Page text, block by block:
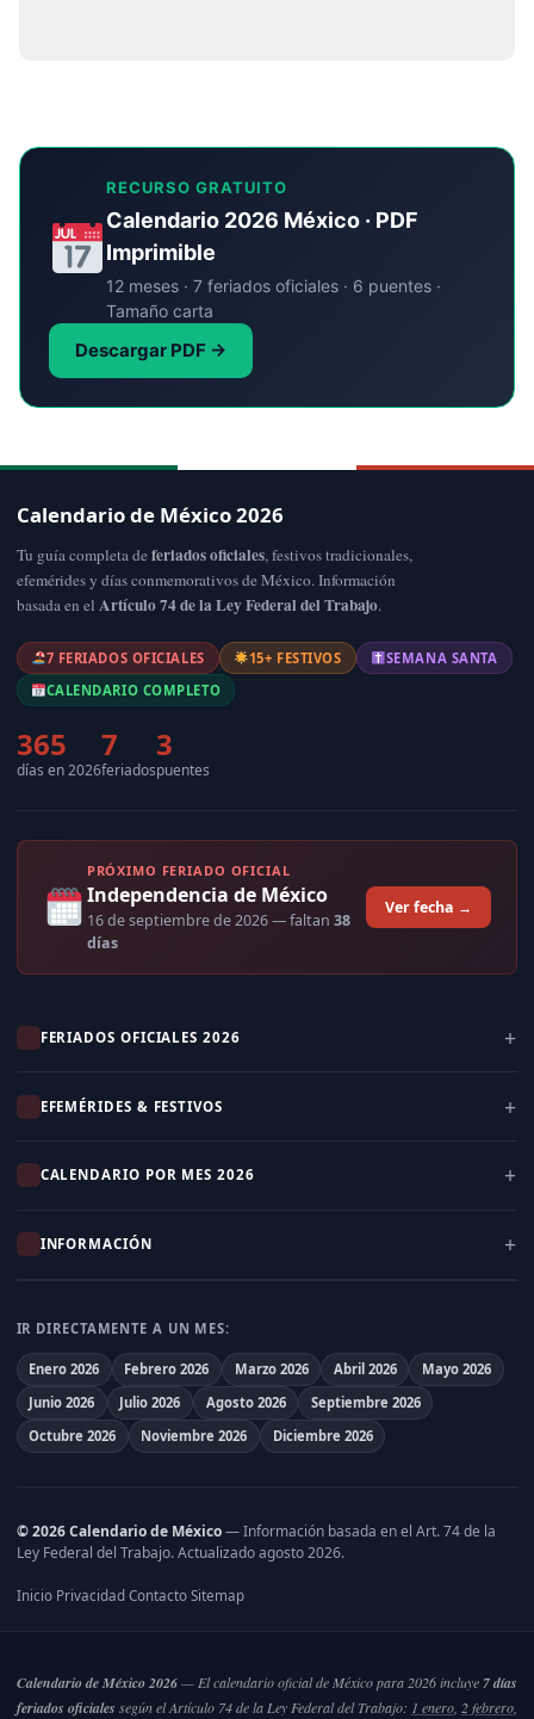
RECURSO GRATUITO
Calendario 2026 México · PDF
Imprimible
12 meses · 7 feriados oficiales · 6 puentes ·
Tamaño carta
Descargar PDF →
Calendario de México 2026
Tu guía completa de feriados oficiales, festivos tradicionales,
efemérides y días conmemorativos de México. Información
basada en el Artículo 74 de la Ley Federal del Trabajo.
7 FERIADOS OFICIALES 15+ FESTIVOS
SEMANA SANTA
CALENDARIO COMPLETO
365
días en 2026
7
feriados
3
puentes
PRÓXIMO FERIADO OFICIAL
Independencia de México
16 de septiembre de 2026— faltan 38
días
Ver fecha →
FERIADOS OFICIALES 2026
EFEMÉRIDES & FESTIVOS
CALENDARIO POR MES 2026
INFORMACIÓN
IR DIRECTAMENTE A UN MES:
Enero 2026 Febrero 2026 Marzo 2026 Abril 2026
Mayo 2026
Junio 2026
Julio 2026 Agosto 2026
Septiembre 2026
Octubre 2026
Noviembre 2026 Diciembre 2026
© 2026 Calendario de México— Información basada en el Art. 74 de la
Ley Federal del Trabajo. Actualizado agosto 2026.
Inicio· Privacidad Contacto· Sitemap
Calendario de México 2026— El calendario oficial de México para 2026 incluye 7 días
feriados oficiales según el Artículo 74 de la Ley Federal del Trabajo: 1 enero, 2 febrero,